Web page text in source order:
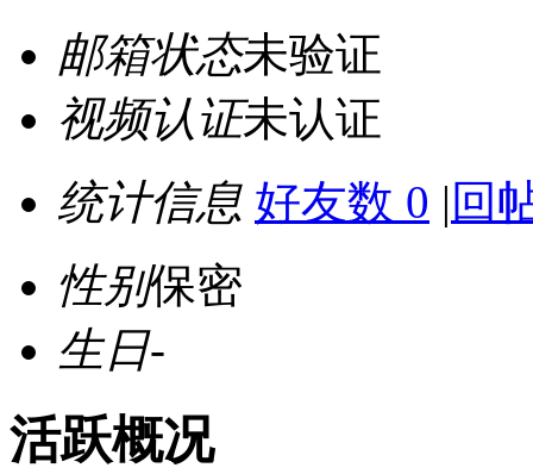
邮箱状态未验证
视频认证未认证
统计信息 好友数 0 | 回
性别保密
生日-
活跃概况